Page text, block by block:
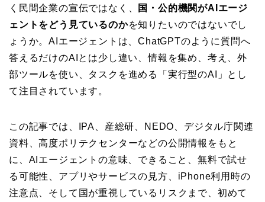
く民間企業の宣伝ではなく、
国・公的機関がAIエージ
ェントをどう見ているのかを知りたいのではないでし
ょうか。AIエージェントは、ChatGPTのように質問へ
答えるだけのAIとは少し違い、情報を集め、考え、外
部ツールを使い、タスクを進める「実行型のAI」とし
て注目されています。
この記事では、IPA、産総研、NEDO、デジタル庁関連
資料、高度ポリテクセンターなどの公開情報をもと
に、AIエージェントの意味、できること、無料で試せ
る可能性、アプリやサービスの見方、iPhone利用時の
注意点、そして国が重視しているリスクまで、初めて